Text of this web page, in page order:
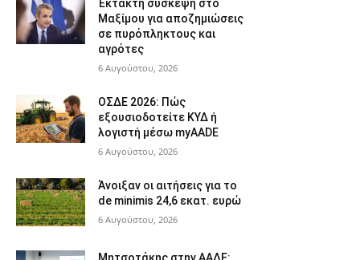
Έκτακτη σύσκεψη στο
Μαξίμου για αποζημιώσεις
σε πυρόπληκτους και
αγρότες
6 Αυγούστου, 2026
ΟΣΔΕ 2026: Πώς
εξουσιοδοτείτε ΚΥΔ ή
λογιστή μέσω myAADE
6 Αυγούστου, 2026
Άνοιξαν οι αιτήσεις για το
de minimis 24,6 εκατ. ευρώ
6 Αυγούστου, 2026